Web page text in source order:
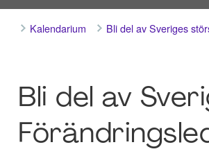
Kalendarium Bli del av Sveriges
Bli del av